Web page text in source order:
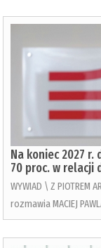
Na koniec 2027 r.
70 proc. w relacji
WYWIAD \ Z PIOTREM
rozmawia MACIEJ